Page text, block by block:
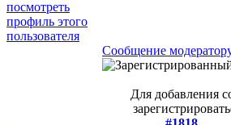
Сообщение
Для добавления